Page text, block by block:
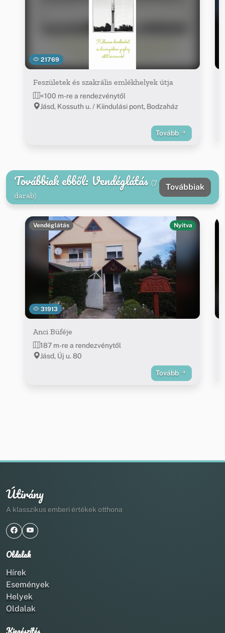
21769
Feszületek és szakrális emlékhelyek útja
<100 m-re a rendezvénytől
Jásd, Kossuth u. / Kiindulási pont, Bodzaház
Tovább
Továbbiak ebből: Vendéglátás (7
darab)
Továbbiak
31913
Vendéglátás Nyitva
Anci Büféje
187 m-re a rendezvénytől
Jásd, Új u. 80
Tovább
Útirány
A klasszikus emberi értékek otthona
Oldalak
Hírek
Események
Helyek
Oldalak